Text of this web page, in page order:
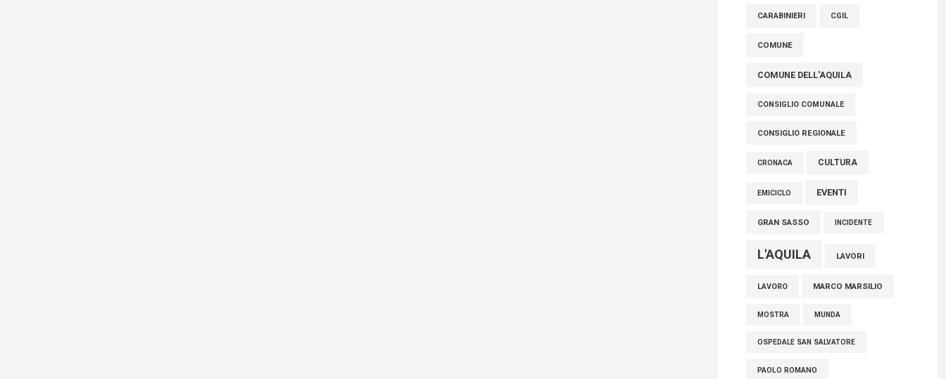
tra cui molti abruzzesi"
06 Agosto 2026
CARABINIERI CGIL
COMUNE
COMUNE DELL'AQUILA
CONSIGLIO COMUNALE
CONSIGLIO REGIONALE
CRONACA CULTURA
EMICICLO EVENTI
GRAN SASSO INCIDENTE
L'AQUILA LAVORI
LAVORO MARCO MARSILIO
MOSTRA MUNDA
OSPEDALE SAN SALVATORE
PAOLO ROMANO